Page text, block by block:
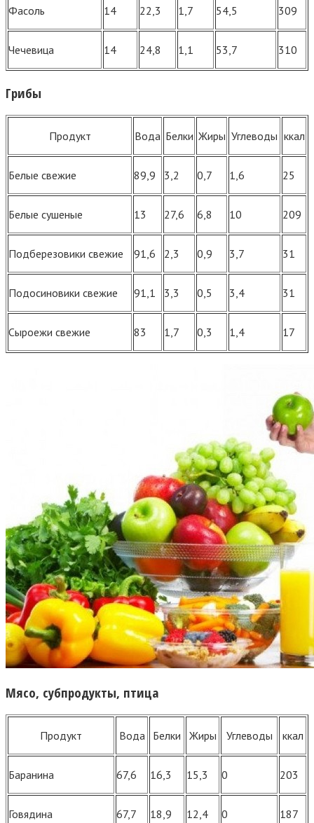
Фасоль 14 22,3 1,7 54,5 309
Чечевица 14 24,8 1,1 53,7 310
Грибы
Продукт Вода Белки Жиры Углеводы ккал
Белые свежие 89,9 3,2 0,7 1,6 25
Белые сушеные 13 27,6 6,8 10 209
Подберезовики свежие 91,6 2,3 0,9 3,7 31
Подосиновики свежие 91,1 3,3 0,5 3,4 31
Сыроежи свежие 83 1,7 0,3 1,4 17
Мясо, субпродукты, птица
Продукт Вода Белки Жиры Углеводы ккал
Баранина 67,6 16,3 15,3 0 203
Говядина 67,7 18,9 12,4 0 187